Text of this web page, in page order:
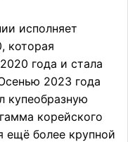
исполняет
которая
года и стала
2023 года
купеобразную
корейского
ещё более крупной